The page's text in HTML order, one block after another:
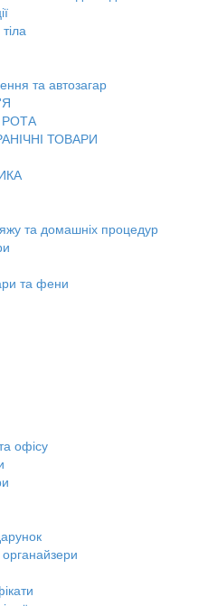
та автозагар
ТОВАРИ
та домашніх процедур
та фени
офісу
органайзери